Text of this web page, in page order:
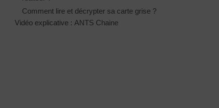
Comment lire et décrypter sa carte grise ?
Vidéo explicative : ANTS Chaine